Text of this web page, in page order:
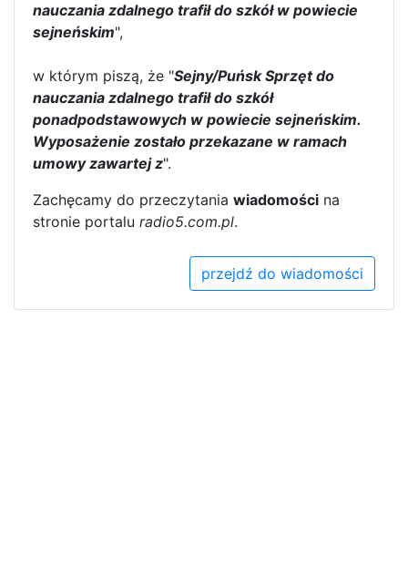
nauczania zdalnego trafił do szkół w powiecie
sejneńskim",
w którym piszą, że "Sejny/Puńsk Sprzęt do
nauczania zdalnego trafił do szkół
ponadpodstawowych w powiecie sejneńskim.
Wyposażenie zostało przekazane w ramach
umowy zawartej z".
Zachęcamy do przeczytania wiadomości na
stronie portalu radio5.com.pl.
przejdź do wiadomości